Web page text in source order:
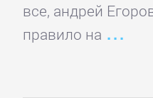
все, андрей
правило на
подбор
персонала